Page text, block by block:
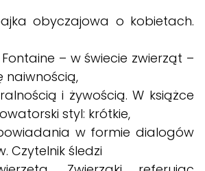
obyczajowa o kobietach.
– w świecie zwierząt –
naiwnością,
i żywością. W książce
styl: krótkie,
w formie dialogów
Czytelnik śledzi